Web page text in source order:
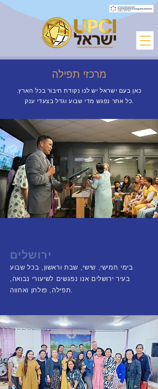
מרכזי תפילה
כאן בעם ישראל יש לנו נקודת חיבור בכל הארץ.
כל אתר נפגש מדי שבוע וגדל בצעדי ענק.
ירושלים
בימי חמישי, שישי, שבת וראשון, בכל שבוע
בעיר ירושלים אנו נפגשים לשיעורי נבואה,
תפילה, פולחן ואחווה.